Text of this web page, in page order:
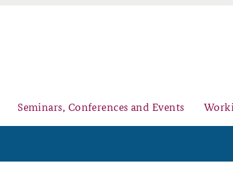
Seminars, Conferences and Events